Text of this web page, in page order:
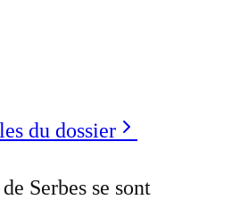
du dossier
Serbes se sont